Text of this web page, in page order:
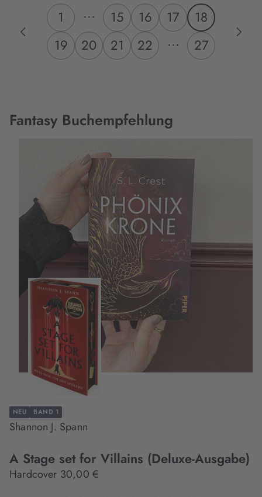
1 ... 15 16 17
18
19
20 21 22 ... 27
Fantasy Buchempfehlung
NEU BAND 1
Shannon J. Spann
A Stage set for Villains (Deluxe-Ausgabe)
Hardcover 30,00 €